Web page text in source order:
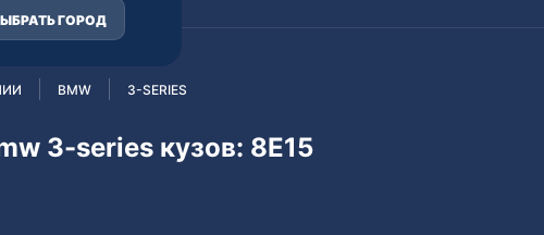
ГОРОД
BMW 3-SERIES
3-series кузов: 8E15